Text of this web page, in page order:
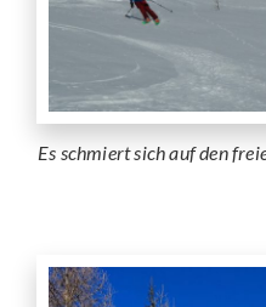
Es schmiert sich auf den